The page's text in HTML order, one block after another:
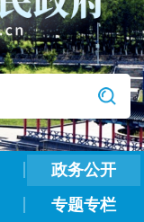
政务公开
专题专栏